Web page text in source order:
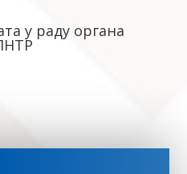
у раду органа